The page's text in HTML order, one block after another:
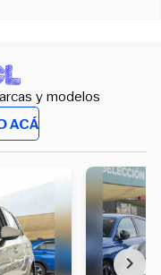
y modelos
ACÁ